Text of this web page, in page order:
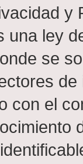
una ley
se
con el